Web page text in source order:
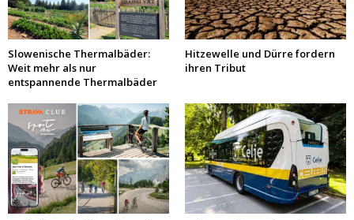
Slowenische Thermalbäder:
Weit mehr als nur
entspannende Thermalbäder
Hitzewelle und Dürre fordern
ihren Tribut